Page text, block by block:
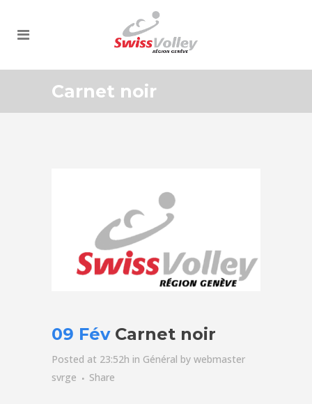
Carnet noir
09 FévCarnet noir
Posted at 23:52h in Général by webmaster
svrge
Share